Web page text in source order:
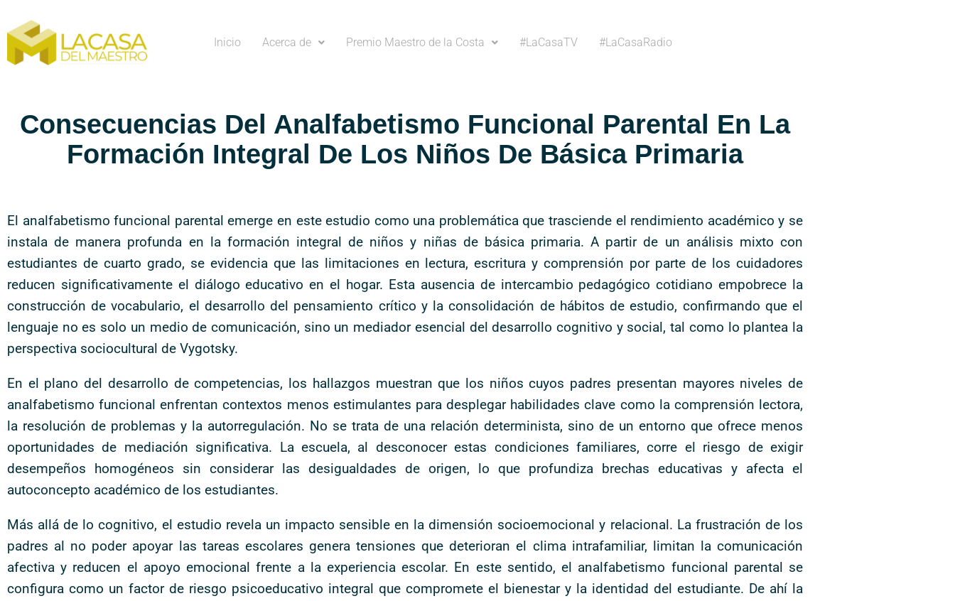
Inicio Acerca de Premio Maestro de la Costa #LaCasaTV #LaCasaRadio
Consecuencias Del Analfabetismo Funcional Parental En La
Formación Integral De Los Niños De Básica Primaria
El analfabetismo funcional parental emerge en este estudio como una problemática que trasciende el rendimiento académico y se
instala de manera profunda en la formación integral de niños y niñas de básica primaria. A partir de un análisis mixto con
estudiantes de cuarto grado, se evidencia que las limitaciones en lectura, escritura y comprensión por parte de los cuidadores
reducen significativamente el diálogo educativo en el hogar. Esta ausencia de intercambio pedagógico cotidiano empobrece la
construcción de vocabulario, el desarrollo del pensamiento crítico y la consolidación de hábitos de estudio, confirmando que el
lenguaje no es solo un medio de comunicación, sino un mediador esencial del desarrollo cognitivo y social, tal como lo plantea la
perspectiva sociocultural de Vygotsky.
En el plano del desarrollo de competencias, los hallazgos muestran que los niños cuyos padres presentan mayores niveles de
analfabetismo funcional enfrentan contextos menos estimulantes para desplegar habilidades clave como la comprensión lectora,
la resolución de problemas y la autorregulación. No se trata de una relación determinista, sino de un entorno que ofrece menos
oportunidades de mediación significativa. La escuela, al desconocer estas condiciones familiares, corre el riesgo de exigir
desempeños homogéneos sin considerar las desigualdades de origen, lo que profundiza brechas educativas y afecta el
autoconcepto académico de los estudiantes.
Más allá de lo cognitivo, el estudio revela un impacto sensible en la dimensión socioemocional y relacional. La frustración de los
padres al no poder apoyar las tareas escolares genera tensiones que deterioran el clima intrafamiliar, limitan la comunicación
afectiva y reducen el apoyo emocional frente a la experiencia escolar. En este sentido, el analfabetismo funcional parental se
configura como un factor de riesgo psicoeducativo integral que compromete el bienestar y la identidad del estudiante. De ahí la